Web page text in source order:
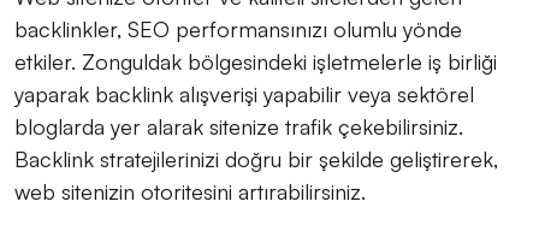
backlinkler, SEO performansınızı olumlu yönde
etkiler. Zonguldak bölgesindeki işletmelerle iş birliği
yaparak backlink alışverişi yapabilir veya sektörel
bloglarda yer alarak sitenize trafik çekebilirsiniz.
Backlink stratejilerinizi doğru bir şekilde geliştirerek,
web sitenizin otoritesini artırabilirsiniz.